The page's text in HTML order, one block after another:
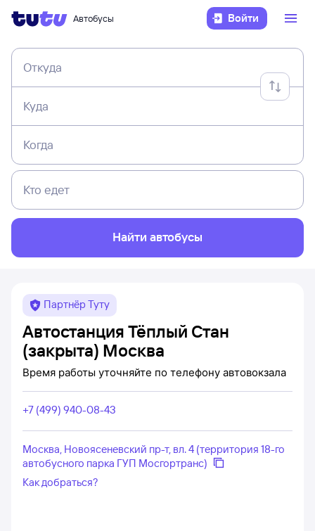
Автобусы Войти
Откуда
Куда
Когда
Кто едет
Найти автобусы
Партнёр Туту
Автостанция Тёплый Стан
(закрыта) Москва
Время работы уточняйте по телефону автовокзала
+7 (499) 940-08-43
Москва, Новоясеневский пр-т, вл. 4 (территория 18-го
автобусного парка ГУП Мосгортранс)
Как добраться?